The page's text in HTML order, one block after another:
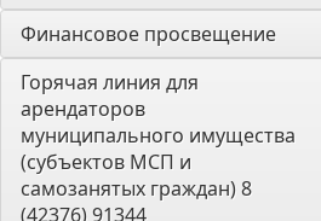
Финансовое просвещение
Горячая линия для
арендаторов
муниципального имущества
(субъектов МСП и
самозанятых граждан) 8
(42376) 91344